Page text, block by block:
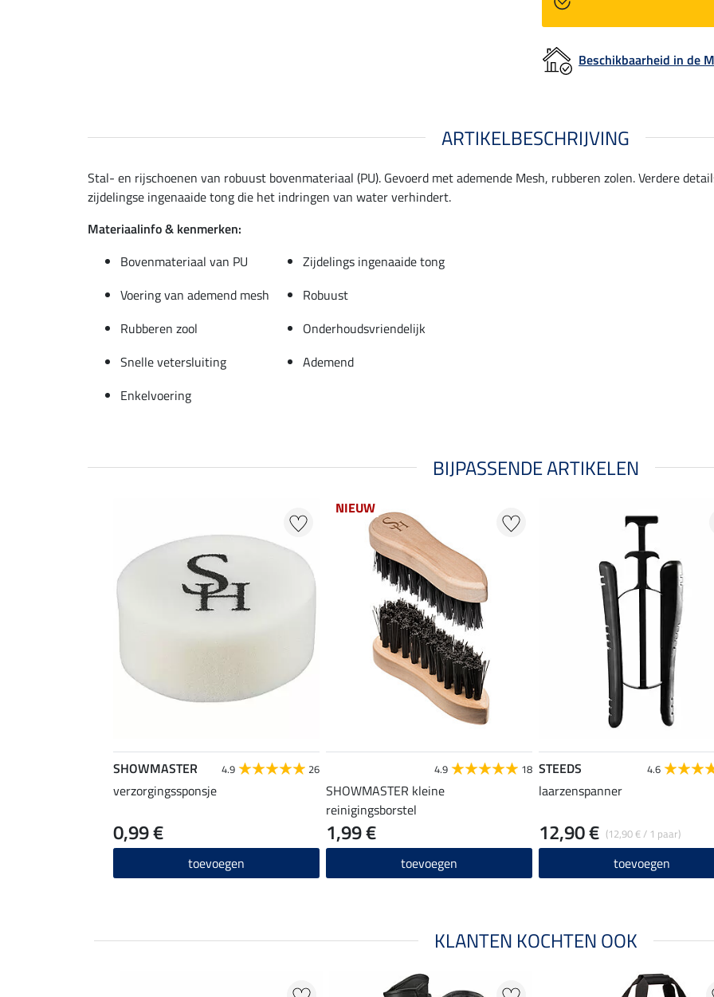
Beschikbaarheid in de
ARTIKELBESCHRIJVING
Stal- en rijschoenen van robuust bovenmateriaal (PU). Gevoerd met ademende Mesh, rubberen zolen. Verdere
zijdelingse ingenaaide tong die het indringen van water verhindert.
Materiaalinfo & kenmerken:
Bovenmateriaal van PU
Zijdelings ingenaaide tong
Voering van ademend mesh
Robuust
Rubberen zool
Onderhoudsvriendelijk
Snelle vetersluiting
Ademend
Enkelvoering
BIJPASSENDE ARTIKELEN
SHOWMASTER 4.9 26
verzorgingssponsje
0,99 €
toevoegen
NIEUW
4.9 18
SHOWMASTER kleine
reinigingsborstel
1,99 €
toevoegen
STEEDS 4.6
laarzenspanner
(12,90 € / 1 paar)
12,90 €
toevoegen
KLANTEN KOCHTEN OOK